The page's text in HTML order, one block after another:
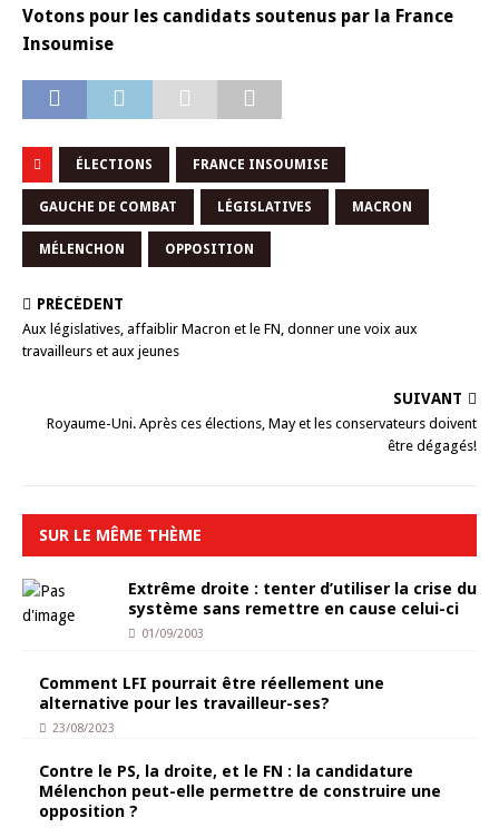
Votons pour les candidats soutenus par la France
Insoumise
ÉLECTIONS FRANCE INSOUMISE
GAUCHE DE COMBAT LÉGISLATIVES MACRON
MÉLENCHON OPPOSITION
PRÉCÉDENT
Aux législatives, affaiblir Macron et le FN, donner une voix aux
travailleurs et aux jeunes
SUIVANT
Royaume-Uni. Après ces élections, May et les conservateurs doivent
être dégagés!
SUR LE MÊME THÈME
Extrême droite : tenter d’utiliser la crise du
système sans remettre en cause celui-ci
01/09/2003
Comment LFI pourrait être réellement une
alternative pour les travailleur-ses?
23/08/2023
Contre le PS, la droite, et le FN : la candidature
Mélenchon peut-elle permettre de construire une
opposition ?